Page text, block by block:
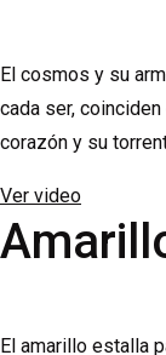
El cosmos y su
cada ser,
corazón y su
Ver video
El amarillo estalla